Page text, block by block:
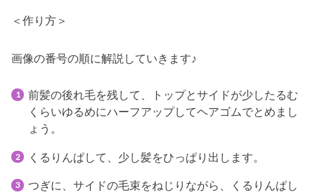
＜作り方＞
画像の番号の順に解説していきます♪
前髪の後れ毛を残して、トップとサイドが少したるむ
くらいゆるめにハーフアップしてヘアゴムでとめまし
ょう。
くるりんぱして、少し髪をひっぱり出します。
つぎに、サイドの毛束をねじりながら、くるりんぱし